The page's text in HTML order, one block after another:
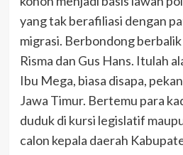
yang tak berafiliasi dengan
migrasi. Berbondong
Risma dan Gus Hans. Itulah
Ibu Mega, biasa disapa,
Jawa Timur. Bertemu para
duduk di kursi legislatif
calon kepala daerah